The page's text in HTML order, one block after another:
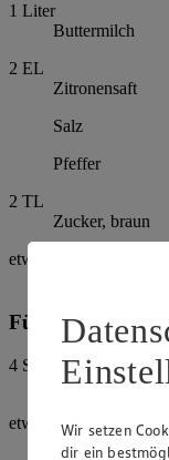
1 Liter
Buttermilch
2 EL
Zitronensaft
Salz
Pfeffer
2 TL
Zucker, braun
etwas
Für die
4 Scheiben
Gurke
etwas
Minze
Wir setzen
dir ein